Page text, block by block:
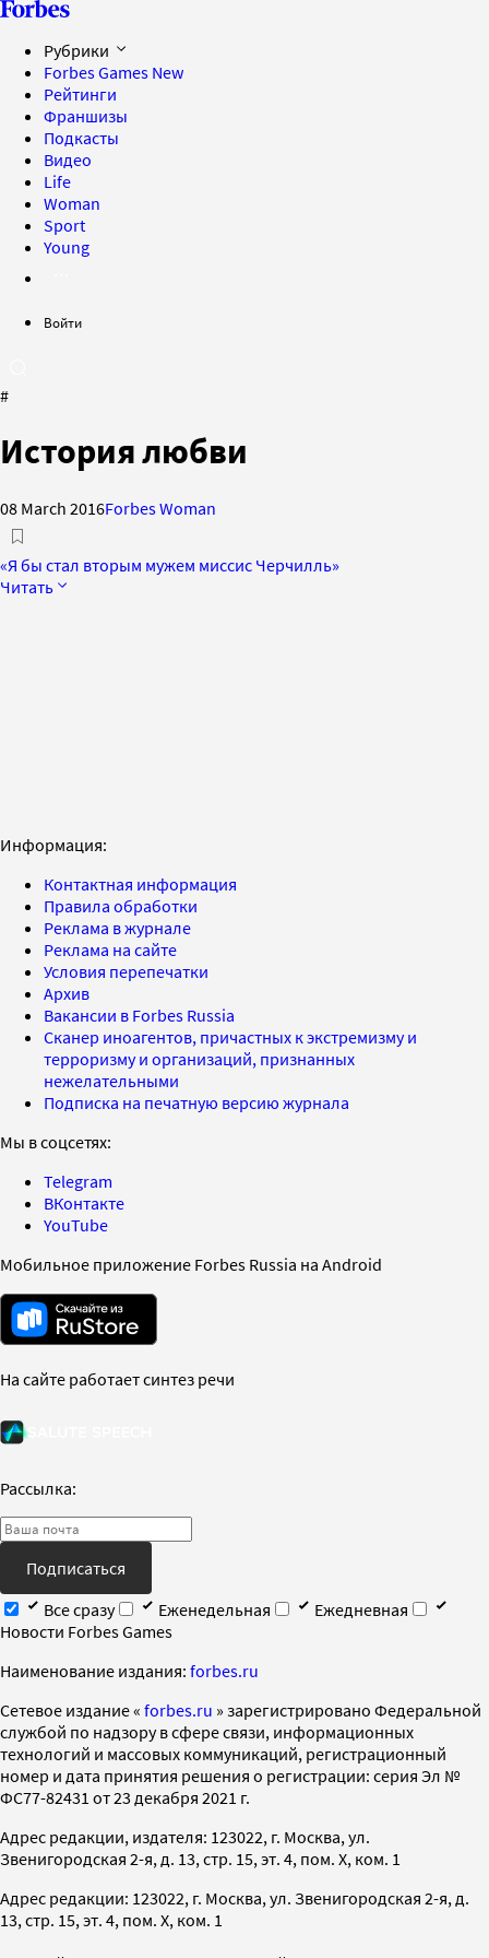
Рубрики
Forbes Games New
Рейтинги
Франшизы
Подкасты
Видео
Life
Woman
Sport
Young
Войти
#
История любви
08 March 2016Forbes Woman
«Я бы стал вторым мужем миссис Черчилль»
Читать
Информация:
Контактная информация
Правила обработки
Реклама в журнале
Реклама на сайте
Условия перепечатки
Архив
Вакансии в Forbes Russia
Сканер иноагентов, причастных к экстремизму и
терроризму и организаций, признанных
нежелательными
Подписка на печатную версию журнала
Мы в соцсетях:
Telegram
ВКонтакте
YouTube
Мобильное приложение Forbes Russia на Android
На сайте работает синтез речи
Рассылка:
Подписаться
Все сразу
Еженедельная
Ежедневная
Новости Forbes Games
Наименование издания: forbes.ru
Cетевое издание « forbes.ru » зарегистрировано Федеральной
службой по надзору в сфере связи, информационных
технологий и массовых коммуникаций, регистрационный
номер и дата принятия решения о регистрации: серия Эл №
ФС77-82431 от 23 декабря 2021 г.
Адрес редакции, издателя: 123022, г. Москва, ул.
Звенигородская 2-я, д. 13, стр. 15, эт. 4, пом. X, ком. 1
Адрес редакции: 123022, г. Москва, ул. Звенигородская 2-я, д.
13, стр. 15, эт. 4, пом. X, ком. 1